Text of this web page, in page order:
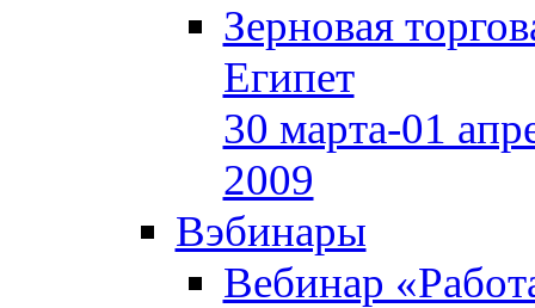
Зерновая
Египет
30 марта-01
2009
Вэбинары
Вебинар